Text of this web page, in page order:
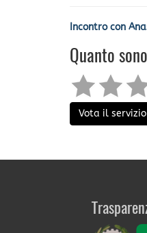
Incontro con
Quanto
Vota il